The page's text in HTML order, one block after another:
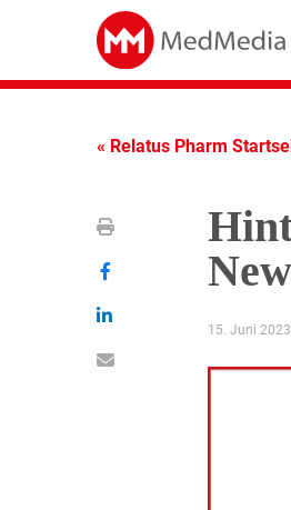
« Relatus Pharm
15. Juni 2023